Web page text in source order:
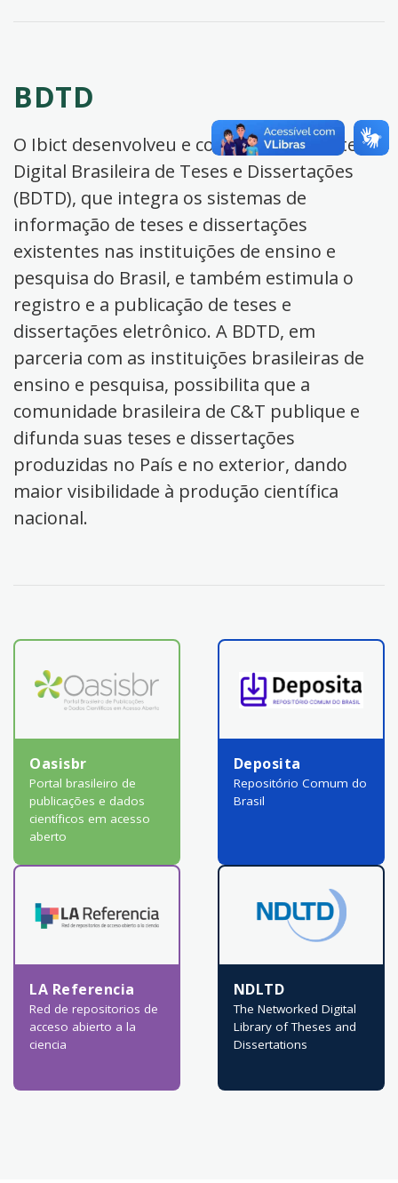
BDTD
O Ibict desenvolveu e coordena a Biblioteca
Digital Brasileira de Teses e Dissertações
(BDTD), que integra os sistemas de
informação de teses e dissertações
existentes nas instituições de ensino e
pesquisa do Brasil, e também estimula o
registro e a publicação de teses e
dissertações eletrônico. A BDTD, em
parceria com as instituições brasileiras de
ensino e pesquisa, possibilita que a
comunidade brasileira de C&T publique e
difunda suas teses e dissertações
produzidas no País e no exterior, dando
maior visibilidade à produção científica
nacional.
Oasisbr
Portal brasileiro de
publicações e dados
científicos em acesso
aberto
Deposita
Repositório Comum do
Brasil
LA Referencia
Red de repositorios de
acceso abierto a la
ciencia
NDLTD
The Networked Digital
Library of Theses and
Dissertations